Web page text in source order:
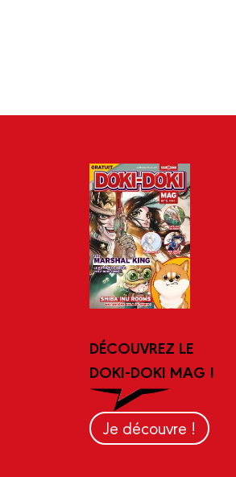
DÉCOUVREZ LE
DOKI-DOKI MAG !
Je découvre !